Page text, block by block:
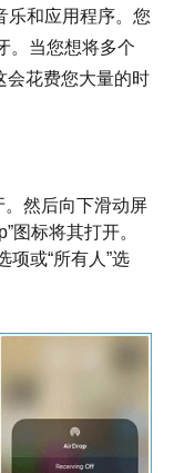
乐和应用程序。您
。当您想将多个
会花费您大量的时
然后向下滑动屏
图标将其打开。
项或“所有人”选